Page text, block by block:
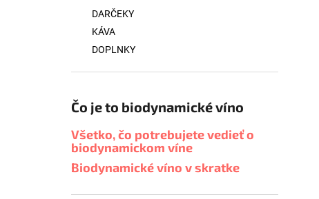
DARČEKY
KÁVA
DOPLNKY
Čo je to biodynamické víno
Všetko, čo potrebujete vedieť o
biodynamickom víne
Biodynamické víno v skratke